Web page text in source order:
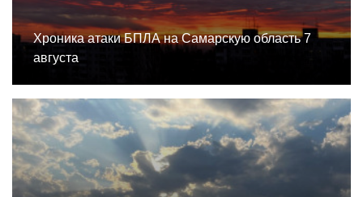
Хроника атаки БПЛА на Самарскую область 7
августа